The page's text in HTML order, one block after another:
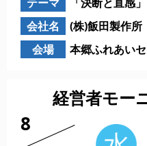
会社名
(株)飯田製作所
会場
本郷ふれあい
経営者モー
8